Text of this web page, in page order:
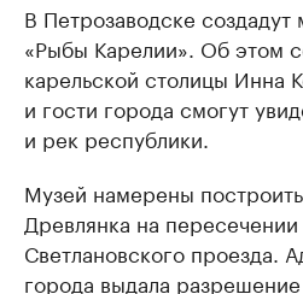
В Петрозаводске создадут
«Рыбы Карелии». Об этом
карельской столицы Инна
и гости города смогут
и рек республики.
Музей намерены
Древлянка на
Светлановского проезда.
города выдала